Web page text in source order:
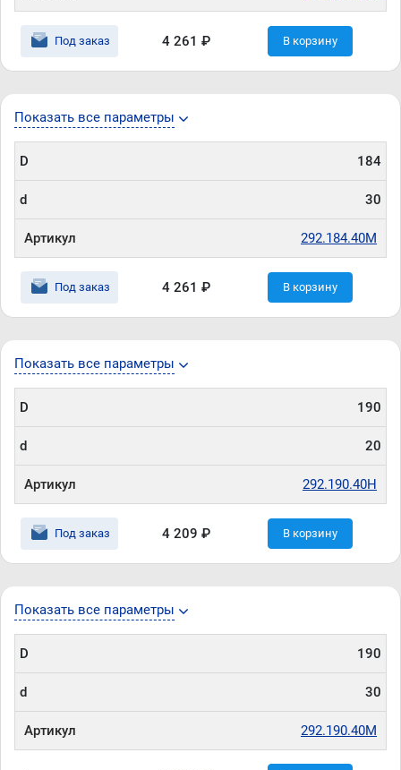
Под заказ 4 261 ₽ В корзину
Показать все параметры
D 184
d 30
Артикул 292.184.40M
Под заказ 4 261 ₽ В корзину
Показать все параметры
D 190
d 20
Артикул 292.190.40H
Под заказ 4 209 ₽ В корзину
Показать все параметры
D 190
d 30
Артикул 292.190.40M